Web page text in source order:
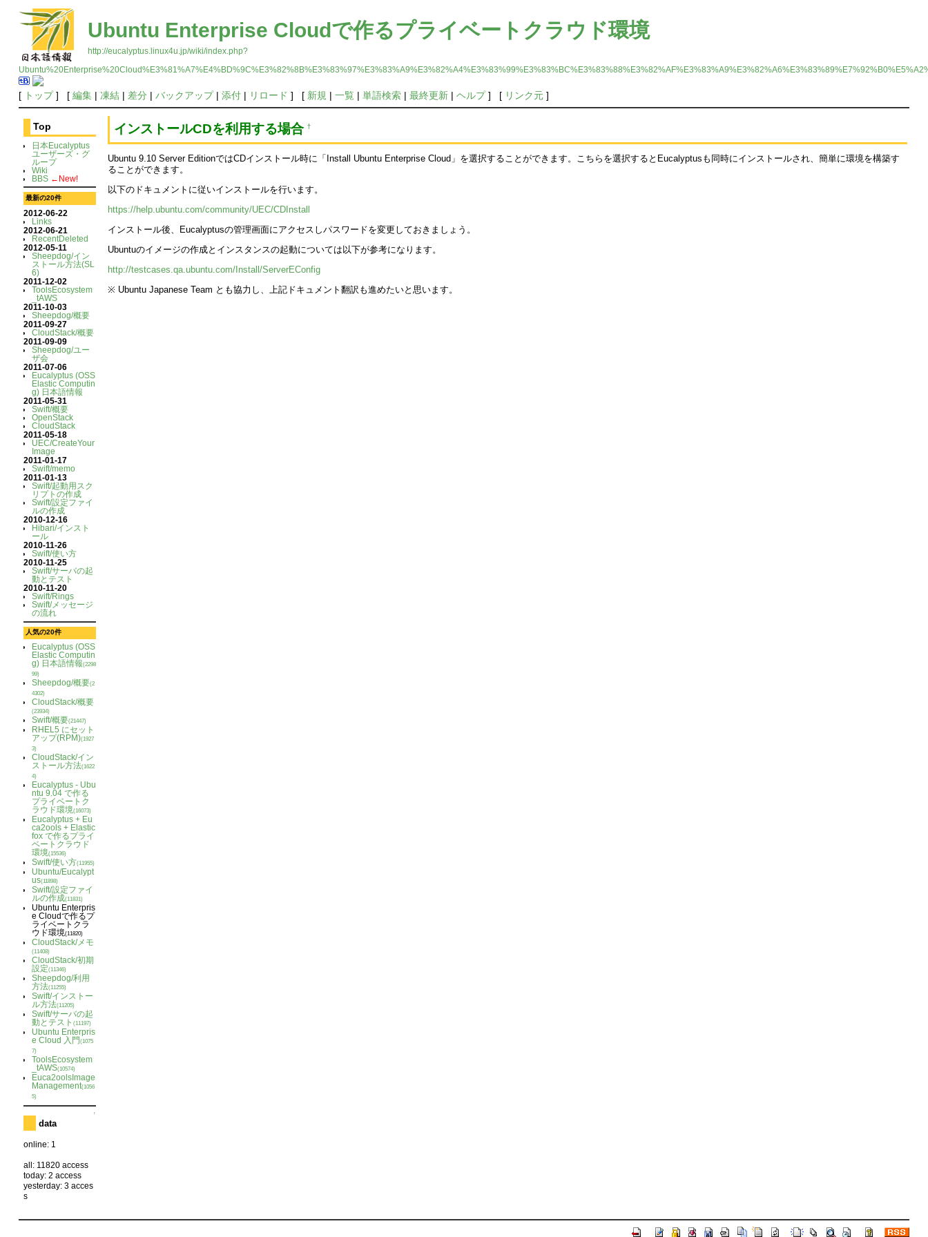
Ubuntu Enterprise Cloudで作るプライベートクラウド環境
http://eucalyptus.linux4u.jp/wiki/index.php?
[ トップ] [ 編集| 凍結| 差分 | バックアップ| 添付| リロード ] [ 新規 | 一覧 | 単語検索| 最終更新| ヘルプ] [ リンク元]
Top
日本Eucalyptus
ユーザーズ・グ
ループ
Wiki
BBS ←New!
最新の20件
2012-06-22
Links
2012-06-21
RecentDeleted
2012-05-11
Sheepdog/イン
ストール方法(SL
6)
2011-12-02
ToolsEcosystem
_tAWS
2011-10-03
Sheepdog/概要
2011-09-27
CloudStack/概要
2011-09-09
Sheepdog/ユー
ザ会
2011-07-06
Eucalyptus (OSS
Elastic Computin
g) 日本語情報
2011-05-31
Swift/概要
OpenStack
CloudStack
2011-05-18
UEC/CreateYour
Image
2011-01-17
Swift/memo
2011-01-13
Swift/起動用スク
リプトの作成
Swift/設定ファイ
ルの作成
2010-12-16
Hibari/インスト
ール
2010-11-26
Swift/使い方
2010-11-25
Swift/サーバの起
動とテスト
2010-11-20
Swift/Rings
Swift/メッセージ
の流れ
人気の20件
Eucalyptus (OSS
Elastic Computin
g) 日本語情報(2298
99)
Sheepdog/概要(2
4302)
CloudStack/概要
(23934)
Swift/概要(21447)
RHEL5 にセット
アップ(RPM)(1927
3)
CloudStack/イン
ストール方法(1622
4)
Eucalyptus - Ubu
ntu 9.04 で作る
プライベートク
ラウド環境(16073)
Eucalyptus + Eu
ca2ools + Elastic
fox で作るプライ
ベートクラウド
環境(15536)
Swift/使い方(11955)
Ubuntu/Eucalypt
us(11898)
Swift/設定ファイ
ルの作成(11831)
Ubuntu Enterpris
e Cloudで作るプ
ライベートクラ
ウド環境(11820)
CloudStack/メモ
(11408)
CloudStack/初期
設定(11346)
Sheepdog/利用
方法(11255)
Swift/インストー
ル方法(11205)
Swift/サーバの起
動とテスト (11197)
Ubuntu Enterpris
e Cloud 入門 (1075
7)
ToolsEcosystem
_tAWS(10574)
Euca2oolsImage
Management(1056
5)
↑
data
online: 1
all: 11820 access
today: 2 access
yesterday: 3 acces
s
インストールCDを利用する場合†
Ubuntu 9.10 Server EditionではCDインストール時に「Install Ubuntu Enterprise Cloud」を選択することができます。こちらを選択するとEucalyptusも同時にインストールされ、簡単に環境を構築す
ることができます。
以下のドキュメントに従いインストールを行います。
https://help.ubuntu.com/community/UEC/CDInstall
インストール後、Eucalyptusの管理画面にアクセスしパスワードを変更しておきましょう。
Ubuntuのイメージの作成とインスタンスの起動については以下が参考になります。
http://testcases.qa.ubuntu.com/Install/ServerEConfig
※ Ubuntu Japanese Team とも協力し、上記ドキュメント翻訳も進めたいと思います。